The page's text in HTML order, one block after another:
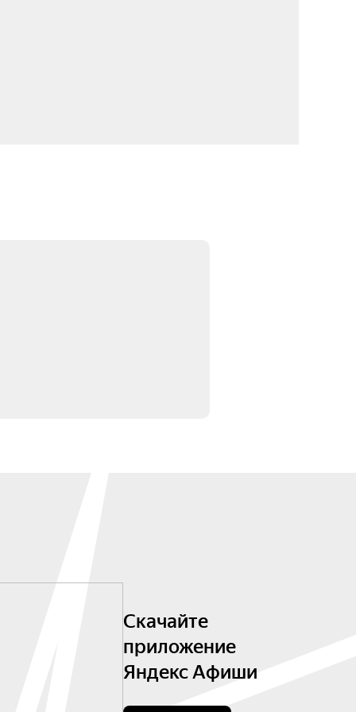
Скачайте
приложение
Яндекс Афиши